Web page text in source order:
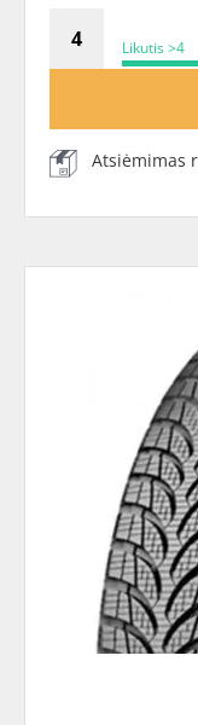
Likutis >4
Atsiėmimas